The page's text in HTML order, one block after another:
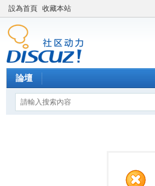
設為首頁 收藏本站
論壇